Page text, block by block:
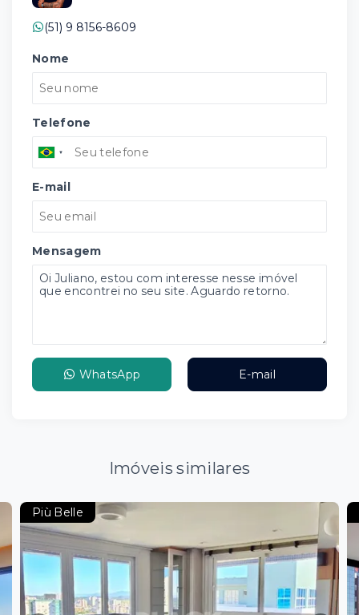
(51) 9 8156-8609
Nome
Telefone
E-mail
Mensagem
WhatsApp E-mail
Imóveis similares
Più Belle